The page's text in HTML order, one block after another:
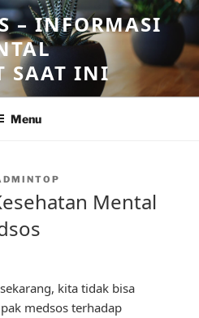
– INFORMASI
SAAT INI
Menu
Mental
kita tidak bisa
medsos terhadap